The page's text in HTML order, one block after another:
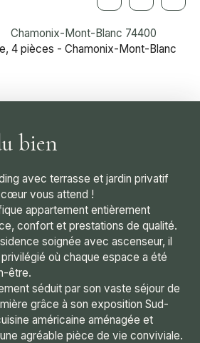
Chamonix-Mont-Blanc 74400
4 pièces - Chamonix-Mont-Blanc
bien
avec terrasse et jardin privatif
vous attend !
appartement entièrement
confort et prestations de qualité.
soignée avec ascenseur, il
où chaque espace a été
être.
séduit par son vaste séjour de
grâce à son exposition Sud-
américaine aménagée et
agréable pièce de vie conviviale.